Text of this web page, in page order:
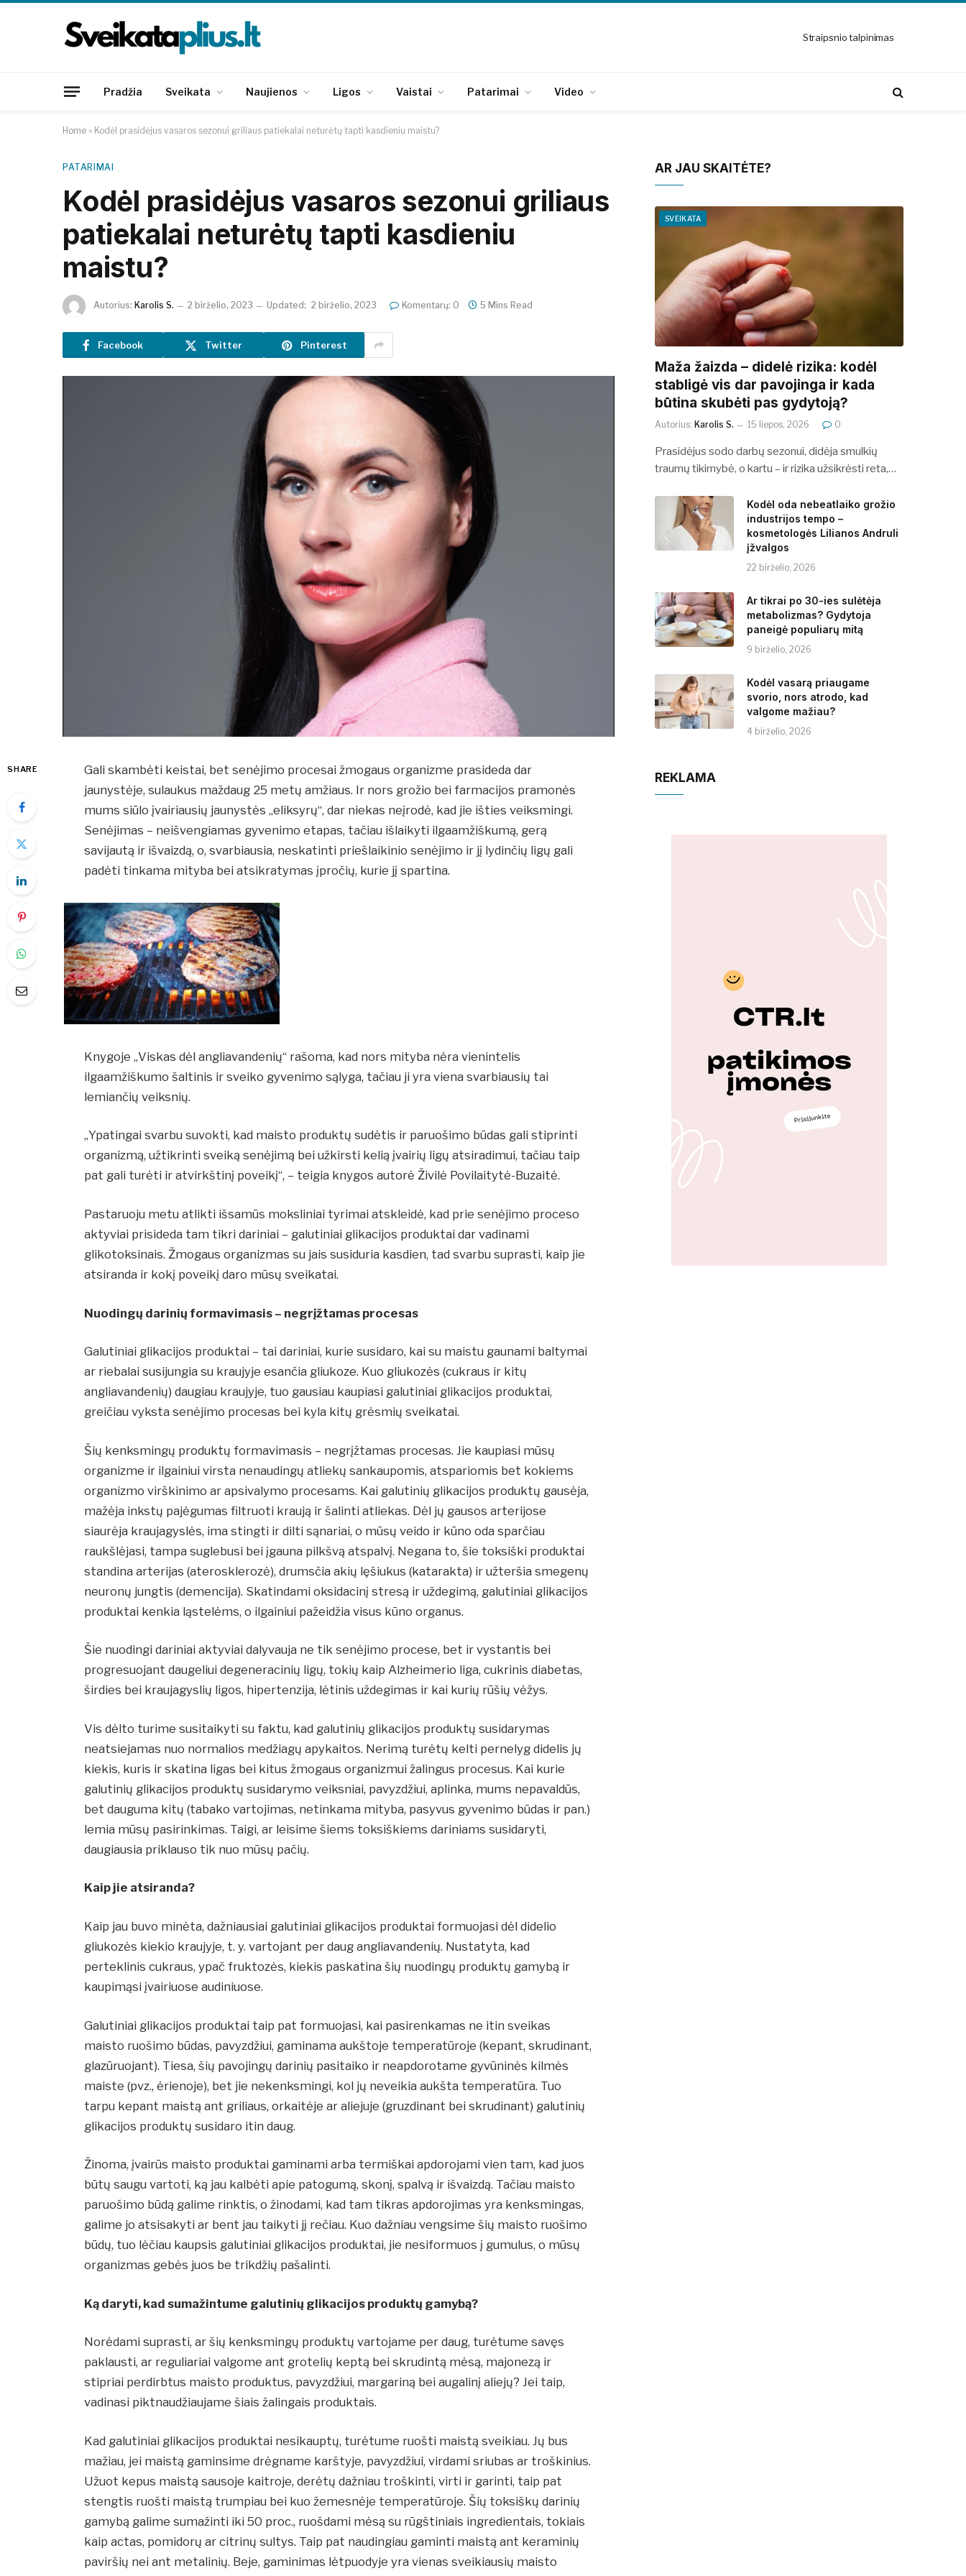
Straipsnio talpinimas
Pradžia Sveikata Naujienos Ligos Vaistai Patarimai Video
Home » Kodėl prasidėjus vasaros sezonui griliaus patiekalai neturėtų tapti kasdieniu maistu?
PATARIMAI
Kodėl prasidėjus vasaros sezonui griliaus
patiekalai neturėtų tapti kasdieniu
maistu?
Autorius: Karolis S. 2 birželio, 2023 Updated: 2 birželio, 2023 Komentarų: 0 5 Mins Read
Facebook Twitter Pinterest
SHARE
Gali skambėti keistai, bet senėjimo procesai žmogaus organizme prasideda dar
jaunystėje, sulaukus maždaug 25 metų amžiaus. Ir nors grožio bei farmacijos pramonės
mums siūlo įvairiausių jaunystės „eliksyrų“, dar niekas neįrodė, kad jie išties veiksmingi.
Senėjimas – neišvengiamas gyvenimo etapas, tačiau išlaikyti ilgaamžiškumą, gerą
savijautą ir išvaizdą, o, svarbiausia, neskatinti priešlaikinio senėjimo ir jį lydinčių ligų gali
padėti tinkama mityba bei atsikratymas įpročių, kurie jį spartina.
Knygoje „Viskas dėl angliavandenių“ rašoma, kad nors mityba nėra vienintelis
ilgaamžiškumo šaltinis ir sveiko gyvenimo sąlyga, tačiau ji yra viena svarbiausių tai
lemiančių veiksnių.
„Ypatingai svarbu suvokti, kad maisto produktų sudėtis ir paruošimo būdas gali stiprinti
organizmą, užtikrinti sveiką senėjimą bei užkirsti kelią įvairių ligų atsiradimui, tačiau taip
pat gali turėti ir atvirkštinį poveikį“, – teigia knygos autorė Živilė Povilaitytė-Buzaitė.
Pastaruoju metu atlikti išsamūs moksliniai tyrimai atskleidė, kad prie senėjimo proceso
aktyviai prisideda tam tikri dariniai – galutiniai glikacijos produktai dar vadinami
glikotoksinais. Žmogaus organizmas su jais susiduria kasdien, tad svarbu suprasti, kaip jie
atsiranda ir kokį poveikį daro mūsų sveikatai.
Nuodingų darinių formavimasis – negrįžtamas procesas
Galutiniai glikacijos produktai – tai dariniai, kurie susidaro, kai su maistu gaunami baltymai
ar riebalai susijungia su kraujyje esančia gliukoze. Kuo gliukozės (cukraus ir kitų
angliavandenių) daugiau kraujyje, tuo gausiau kaupiasi galutiniai glikacijos produktai,
greičiau vyksta senėjimo procesas bei kyla kitų grėsmių sveikatai.
Šių kenksmingų produktų formavimasis – negrįžtamas procesas. Jie kaupiasi mūsų
organizme ir ilgainiui virsta nenaudingų atliekų sankaupomis, atspariomis bet kokiems
organizmo virškinimo ar apsivalymo procesams. Kai galutinių glikacijos produktų gausėja,
mažėja inkstų pajėgumas filtruoti kraują ir šalinti atliekas. Dėl jų gausos arterijose
siaurėja kraujagyslės, ima stingti ir dilti sąnariai, o mūsų veido ir kūno oda sparčiau
raukšlėjasi, tampa suglebusi bei įgauna pilkšvą atspalvį. Negana to, šie toksiški produktai
standina arterijas (aterosklerozė), drumsčia akių lęšiukus (katarakta) ir užteršia smegenų
neuronų jungtis (demencija). Skatindami oksidacinį stresą ir uždegimą, galutiniai glikacijos
produktai kenkia ląstelėms, o ilgainiui pažeidžia visus kūno organus.
Šie nuodingi dariniai aktyviai dalyvauja ne tik senėjimo procese, bet ir vystantis bei
progresuojant daugeliui degeneracinių ligų, tokių kaip Alzheimerio liga, cukrinis diabetas,
širdies bei kraujagyslių ligos, hipertenzija, lėtinis uždegimas ir kai kurių rūšių vėžys.
Vis dėlto turime susitaikyti su faktu, kad galutinių glikacijos produktų susidarymas
neatsiejamas nuo normalios medžiagų apykaitos. Nerimą turėtų kelti pernelyg didelis jų
kiekis, kuris ir skatina ligas bei kitus žmogaus organizmui žalingus procesus. Kai kurie
galutinių glikacijos produktų susidarymo veiksniai, pavyzdžiui, aplinka, mums nepavaldūs,
bet dauguma kitų (tabako vartojimas, netinkama mityba, pasyvus gyvenimo būdas ir pan.)
lemia mūsų pasirinkimas. Taigi, ar leisime šiems toksiškiems dariniams susidaryti,
daugiausia priklauso tik nuo mūsų pačių.
Kaip jie atsiranda?
Kaip jau buvo minėta, dažniausiai galutiniai glikacijos produktai formuojasi dėl didelio
gliukozės kiekio kraujyje, t. y. vartojant per daug angliavandenių. Nustatyta, kad
perteklinis cukraus, ypač fruktozės, kiekis paskatina šių nuodingų produktų gamybą ir
kaupimąsi įvairiuose audiniuose.
Galutiniai glikacijos produktai taip pat formuojasi, kai pasirenkamas ne itin sveikas
maisto ruošimo būdas, pavyzdžiui, gaminama aukštoje temperatūroje (kepant, skrudinant,
glazūruojant). Tiesa, šių pavojingų darinių pasitaiko ir neapdorotame gyvūninės kilmės
maiste (pvz., ėrienoje), bet jie nekenksmingi, kol jų neveikia aukšta temperatūra. Tuo
tarpu kepant maistą ant griliaus, orkaitėje ar aliejuje (gruzdinant bei skrudinant) galutinių
glikacijos produktų susidaro itin daug.
Žinoma, įvairūs maisto produktai gaminami arba termiškai apdorojami vien tam, kad juos
būtų saugu vartoti, ką jau kalbėti apie patogumą, skonį, spalvą ir išvaizdą. Tačiau maisto
paruošimo būdą galime rinktis, o žinodami, kad tam tikras apdorojimas yra kenksmingas,
galime jo atsisakyti ar bent jau taikyti jį rečiau. Kuo dažniau vengsime šių maisto ruošimo
būdų, tuo lėčiau kaupsis galutiniai glikacijos produktai, jie nesiformuos į gumulus, o mūsų
organizmas gebės juos be trikdžių pašalinti.
Ką daryti, kad sumažintume galutinių glikacijos produktų gamybą?
Norėdami suprasti, ar šių kenksmingų produktų vartojame per daug, turėtume savęs
paklausti, ar reguliariai valgome ant grotelių keptą bei skrudintą mėsą, majonezą ir
stipriai perdirbtus maisto produktus, pavyzdžiui, margariną bei augalinį aliejų? Jei taip,
vadinasi piktnaudžiaujame šiais žalingais produktais.
Kad galutiniai glikacijos produktai nesikauptų, turėtume ruošti maistą sveikiau. Jų bus
mažiau, jei maistą gaminsime drėgname karštyje, pavyzdžiui, virdami sriubas ar troškinius.
Užuot kepus maistą sausoje kaitroje, derėtų dažniau troškinti, virti ir garinti, taip pat
stengtis ruošti maistą trumpiau bei kuo žemesnėje temperatūroje. Šių toksiškų darinių
gamybą galime sumažinti iki 50 proc., ruošdami mėsą su rūgštiniais ingredientais, tokiais
kaip actas, pomidorų ar citrinų sultys. Taip pat naudingiau gaminti maistą ant keraminių
paviršių nei ant metalinių. Beje, gaminimas lėtpuodyje yra vienas sveikiausių maisto
AR JAU SKAITĖTE?
SVEIKATA
​​Maža žaizda – didelė rizika: kodėl
stabligė vis dar pavojinga ir kada
būtina skubėti pas gydytoją?
Autorius: Karolis S. 15 liepos, 2026 0
Prasidėjus sodo darbų sezonui, didėja smulkių
traumų tikimybė, o kartu – ir rizika užsikrėsti reta,…
Kodėl oda nebeatlaiko grožio
industrijos tempo –
kosmetologės Lilianos Andruli
įžvalgos
22 birželio, 2026
Ar tikrai po 30-ies sulėtėja
metabolizmas? Gydytoja
paneigė populiarų mitą
9 birželio, 2026
Kodėl vasarą priaugame
svorio, nors atrodo, kad
valgome mažiau?
4 birželio, 2026
REKLAMA